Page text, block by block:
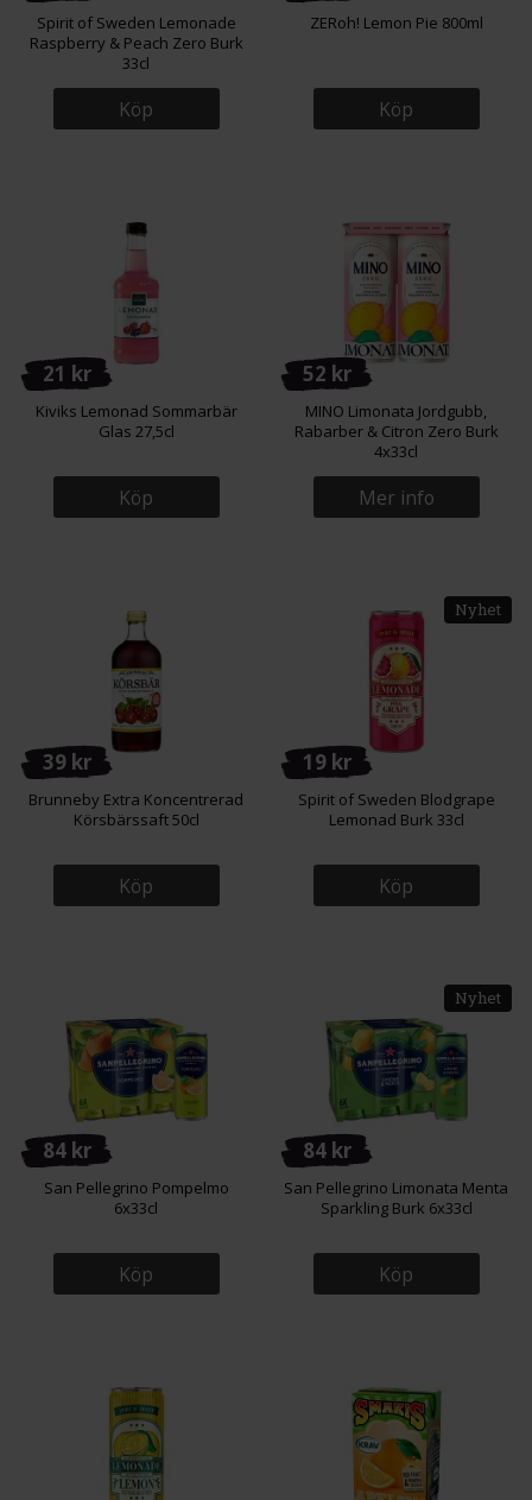
Spirit of Sweden Lemonade
Raspberry & Peach Zero Burk
33cl
Köp
ZERoh! Lemon Pie 800ml
Köp
21 kr
Kiviks Lemonad Sommarbär
Glas 27,5cl
Köp
52 kr
MINO Limonata Jordgubb,
Rabarber & Citron Zero Burk
4x33cl
Mer info
39 kr
Brunneby Extra Koncentrerad
Körsbärssaft 50cl
Köp
19 kr
Nyhet
Spirit of Sweden Blodgrape
Lemonad Burk 33cl
Köp
84 kr
San Pellegrino Pompelmo
6x33cl
Köp
84 kr
Nyhet
San Pellegrino Limonata Menta
Sparkling Burk 6x33cl
Köp